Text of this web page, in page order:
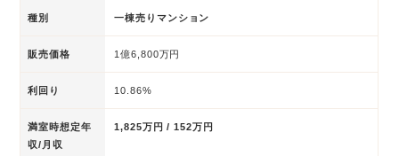
種別 一棟売りマンション
販売価格 1億6,800万円
利回り 10.86%
満室時想定年
収/月収
1,825万円 / 152万円